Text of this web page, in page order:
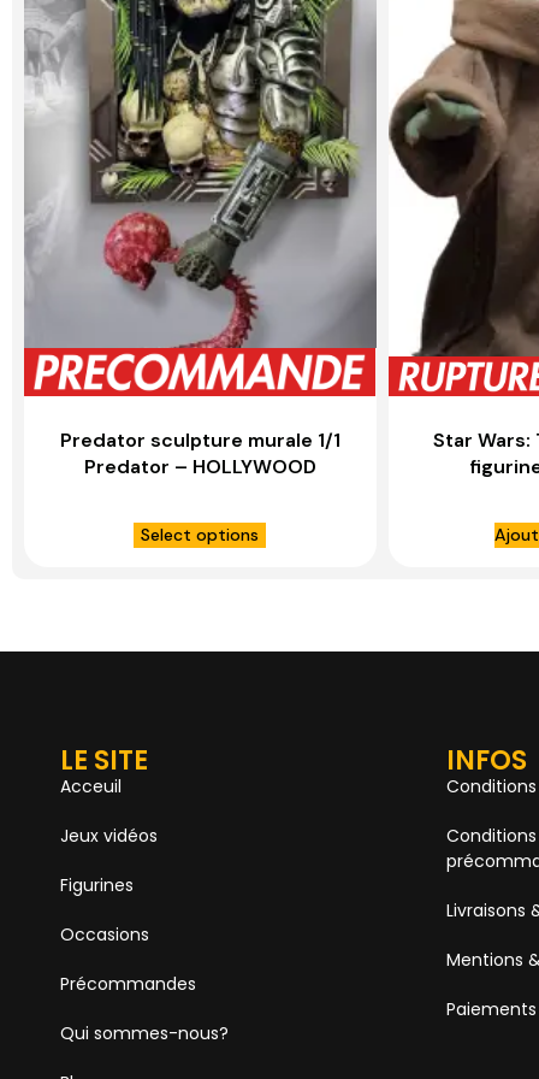
Predator sculpture murale 1/1
Predator – HOLLYWOOD
Select options
Star Wars:
LE SITE
Acceuil
Jeux vidéos
Figurines
Occasions
Précommandes
Qui sommes-nous?
INFOS
Livraisons
Mentions
Paiements